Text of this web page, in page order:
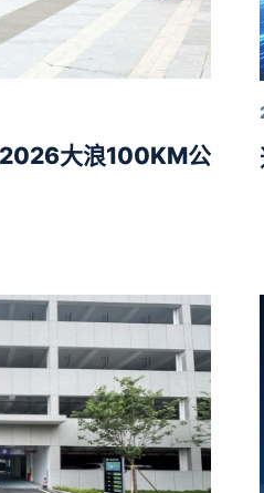
大浪100KM公益挑